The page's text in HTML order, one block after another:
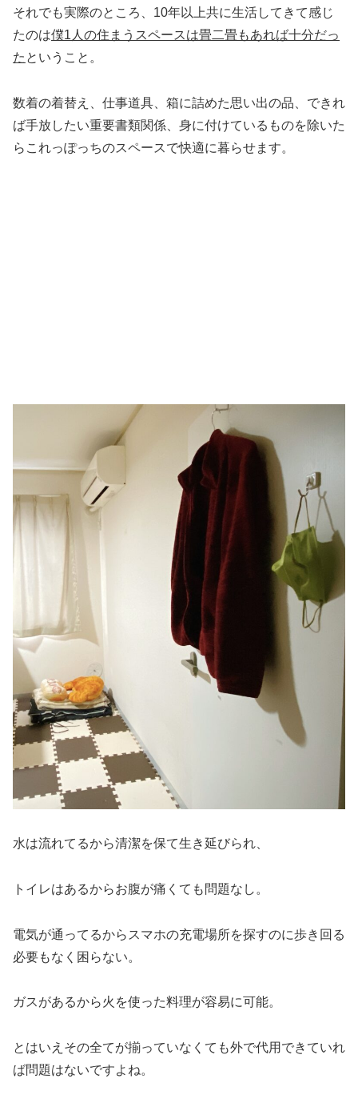
それでも実際のところ、10年以上共に生活してきて感じ
たのは僕1 人の住まうスペースは畳二畳もあれば十分だっ
た ということ。
数着の着替え、仕事道具、箱に詰めた思い出の品、できれ
ば手放したい重要書類関係、身に付けているものを除いた
らこれっぽっちのスペースで快適に暮らせます。
水は流れてるから清潔を保て生き延びられ、
トイレはあるからお腹が痛くても問題なし。
電気が通ってるからスマホの充電場所を探すのに歩き回る
必要もなく困らない。
ガスがあるから火を使った料理が容易に可能。
とはいえその全てが揃っていなくても外で代用できていれ
ば問題はないですよね。